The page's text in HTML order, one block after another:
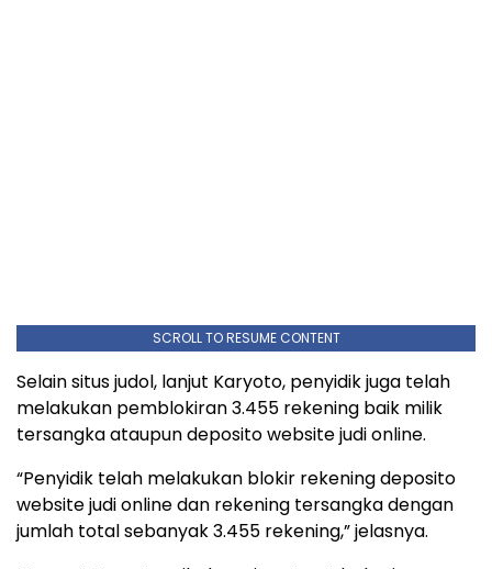
SCROLL TO RESUME CONTENT
Selain situs judol, lanjut Karyoto, penyidik juga telah
melakukan pemblokiran 3.455 rekening baik milik
tersangka ataupun deposito website judi online.
“Penyidik telah melakukan blokir rekening deposito
website judi online dan rekening tersangka dengan
jumlah total sebanyak 3.455 rekening,” jelasnya.